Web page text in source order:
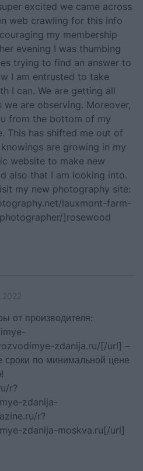
excited we came across
web crawling for this info
my membership
evening I was thumbing
trying to find an answer to
I am entrusted to take
I can. We are getting all
are observing. Moreover,
from the bottom of my
This has shifted me out of
are growing in my
website to make new
also that I am looking into.
my new photography site:
lauxmont-farm-
]rosewood
от производителя:
zdanija.ru/[/url] –
сроки по минимальной цене
r?
zdanija-
r?
zdanija-moskva.ru[/url]